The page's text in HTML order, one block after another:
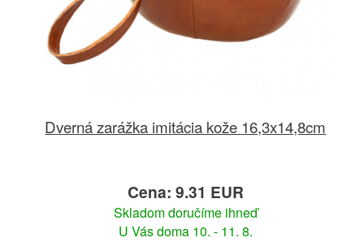
Dverná zarážka imitácia kože 16,3x14,8cm
Cena: 9.31 EUR
Skladom doručíme ihneď
U Vás doma 10. - 11. 8.